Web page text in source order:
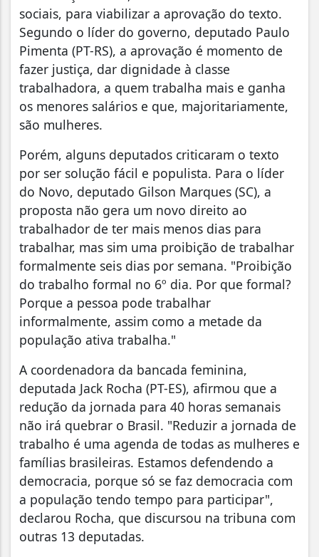
sociais, para viabilizar a aprovação do texto.
Segundo o líder do governo, deputado Paulo
Pimenta (PT-RS), a aprovação é momento de
fazer justiça, dar dignidade à classe
trabalhadora, a quem trabalha mais e ganha
os menores salários e que, majoritariamente,
são mulheres.
Porém, alguns deputados criticaram o texto
por ser solução fácil e populista. Para o líder
do Novo, deputado Gilson Marques (SC), a
proposta não gera um novo direito ao
trabalhador de ter mais menos dias para
trabalhar, mas sim uma proibição de trabalhar
formalmente seis dias por semana. "Proibição
do trabalho formal no 6º dia. Por que formal?
Porque a pessoa pode trabalhar
informalmente, assim como a metade da
população ativa trabalha."
A coordenadora da bancada feminina,
deputada Jack Rocha (PT-ES), afirmou que a
redução da jornada para 40 horas semanais
não irá quebrar o Brasil. "Reduzir a jornada de
trabalho é uma agenda de todas as mulheres e
famílias brasileiras. Estamos defendendo a
democracia, porque só se faz democracia com
a população tendo tempo para participar",
declarou Rocha, que discursou na tribuna com
outras 13 deputadas.